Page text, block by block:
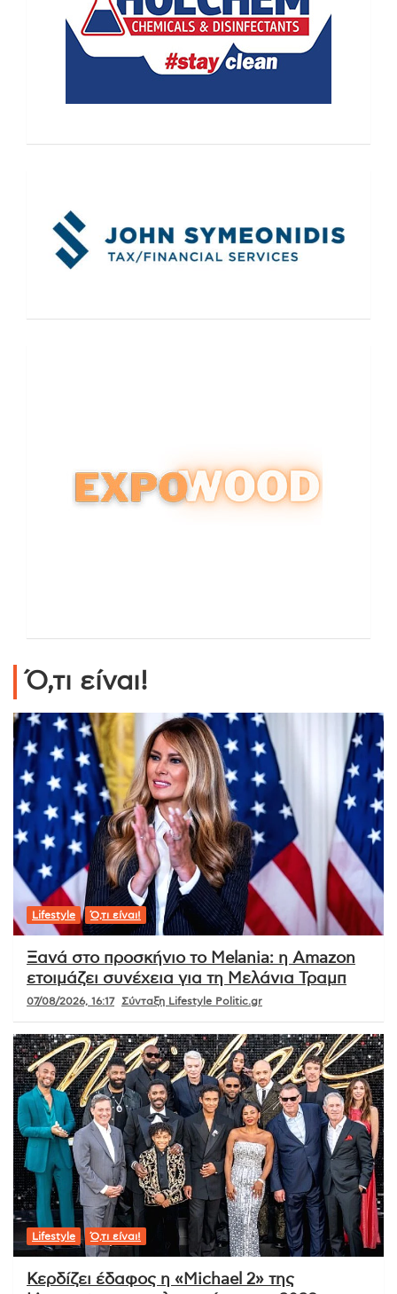
Ό,τι είναι!
Lifestyle Ό,τι είναι!
Ξανά στο προσκήνιο το Melania: η Amazon
ετοιμάζει συνέχεια για τη Μελάνια Τραμπ
07/08/2026, 16:17 Σύνταξη Lifestyle Politic.gr
Lifestyle Ό,τι είναι!
Κερδίζει έδαφος η «Michael 2» της